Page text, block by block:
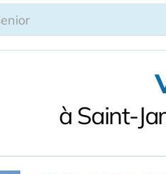
à Saint-